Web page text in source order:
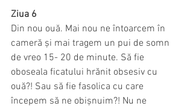
Ziua 6
Din nou ouă. Mai nou ne întoarcem în
cameră și mai tragem un pui de somn
de vreo 15- 20 de minute. Să fie
oboseala ficatului hrănit obsesiv cu
ouă?! Sau să fie fasolica cu care
începem să ne obișnuim?! Nu ne